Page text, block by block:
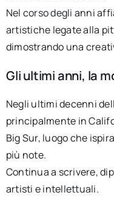
Nel corso degli anni
artistiche legate alla
dimostrando una
Gli ultimi anni, la
Negli ultimi decenni
principalmente in
Big Sur, luogo che
più note.
Continua a scrivere,
artisti e intellettuali.